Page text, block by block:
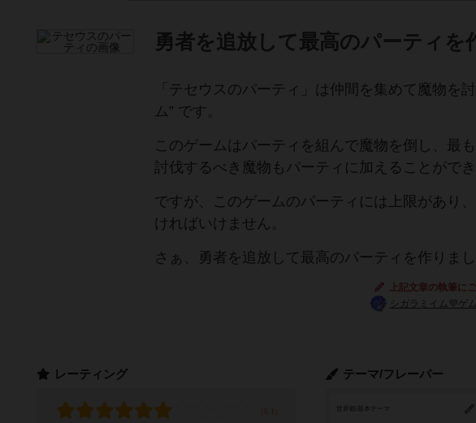
勇者を追放して最高のパーティを
「テセウスのパーティ」は仲間を集めて魔物を
ム” です。
このゲームはパーティを組んで魔物を倒し、最
討伐するべき魔物もパーティに加えることがで
ですが、このゲームのパーティには上限があり
ければいけません。
さぁ、勇者を追放して最高のパーティを作りまし
上記文章の執筆に
シガラミイム💜ゲ
テーマ/フレーバー
世界観/基本テーマ
レーティング